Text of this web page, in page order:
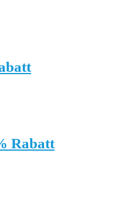
Rabatt